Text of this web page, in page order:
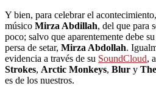
Y bien, para celebrar el
músico Mirza Abdillah, del que para
poco; salvo que aparentemente debe
persa de setar, Mirza Abdollah.
evidencia a través de su SoundCloud,
Strokes, Arctic Monkeys, Blur y
es de los nuestros.